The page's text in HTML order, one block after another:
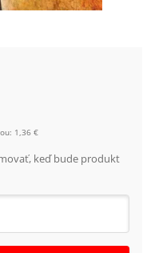
1,36 €
keď bude produkt